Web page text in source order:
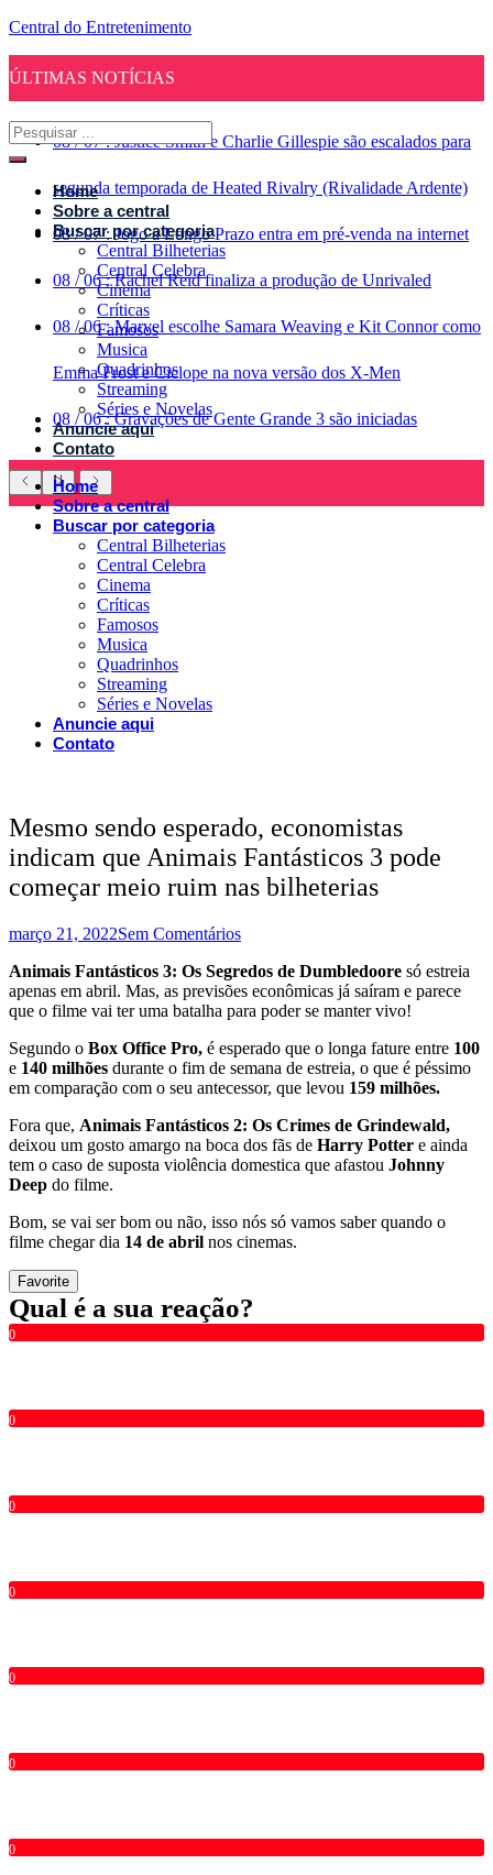
Central do Entretenimento
ÚLTIMAS NOTÍCIAS
08 / 07 : Justice Smith e Charlie Gillespie são escalados para
segunda temporada de Heated Rivalry (Rivalidade Ardente)
08 / 07 : Jogo a Longo Prazo entra em pré-venda na internet
08 / 06 : Rachel Reid finaliza a produção de Unrivaled
08 / 06 : Marvel escolhe Samara Weaving e Kit Connor como
Emma Frost e Ciclope na nova versão dos X-Men
08 / 06 : Gravações de Gente Grande 3 são iniciadas
Home
Sobre a central
Buscar por categoria
Central Bilheterias
Central Celebra
Cinema
Críticas
Famosos
Musica
Quadrinhos
Streaming
Séries e Novelas
Anuncie aqui
Contato
Home
Sobre a central
Buscar por categoria
Central Bilheterias
Central Celebra
Cinema
Críticas
Famosos
Musica
Quadrinhos
Streaming
Séries e Novelas
Anuncie aqui
Contato
Mesmo sendo esperado, economistas
indicam que Animais Fantásticos 3 pode
começar meio ruim nas bilheterias
março 21, 2022Sem Comentários
Animais Fantásticos 3: Os Segredos de Dumbledoore só estreia
apenas em abril. Mas, as previsões econômicas já saíram e parece
que o filme vai ter uma batalha para poder se manter vivo!
Segundo o Box Office Pro, é esperado que o longa fature entre 100
e 140 milhões durante o fim de semana de estreia, o que é péssimo
em comparação com o seu antecessor, que levou 159 milhões.
Fora que, Animais Fantásticos 2: Os Crimes de Grindewald,
deixou um gosto amargo na boca dos fãs de Harry Potter e ainda
tem o caso de suposta violência domestica que afastou Johnny
Deep do filme.
Bom, se vai ser bom ou não, isso nós só vamos saber quando o
filme chegar dia 14 de abril nos cinemas.
Favorite
Qual é a sua reação?
0
0
0
0
0
0
0